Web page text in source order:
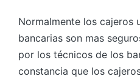
Normalmente los cajeros
bancarias son mas
por los técnicos de los
constancia que los